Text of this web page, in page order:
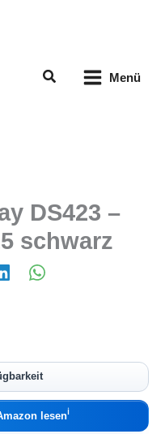
Suchen Menü
DS423 –
schwarz
lesenℹ︎